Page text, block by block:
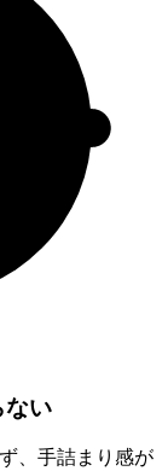
ない
、手詰まり感が